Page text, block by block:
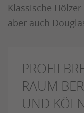
Klassische
aber auch
RAUM
UND